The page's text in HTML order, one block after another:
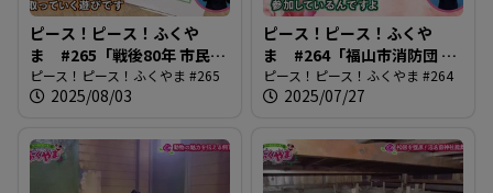
ピース！ピース！ふくや
ま #265「戦後80年 市民平
和のつどい」
ピース！ピース！ふくやま #265
2025/08/03
ピース！ピース！ふくや
ま #264「福山市消防団 女
性団員の活躍」
ピース！ピース！ふくやま #264
2025/07/27